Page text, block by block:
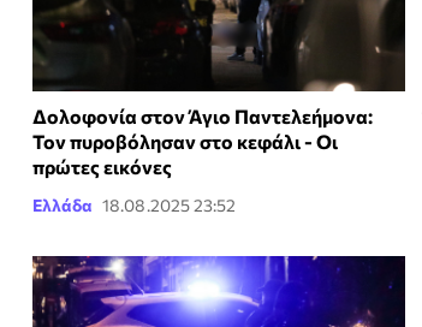
Δολοφονία στον Άγιο Παντελεήμονα:
Τον πυροβόλησαν στο κεφάλι - Οι
πρώτες εικόνες
Ελλάδα 18.08.2025 23:52